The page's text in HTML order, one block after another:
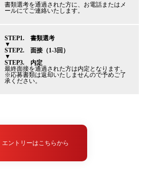
書類選考を通過された方に、お電話またはメ
ールにてご連絡いたします。
STEP1. 書類選考
▼
STEP2. 面接（1-3回）
▼
STEP3. 内定
最終面接を通過された方は内定となります。
※応募書類は返却いたしませんので予めご了
承ください。
エントリーはこちらから